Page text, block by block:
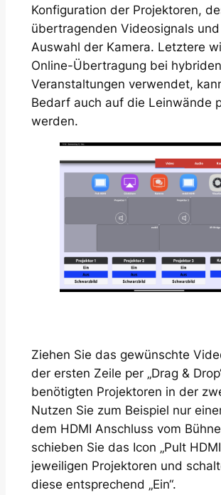
Konfiguration der Projektoren,
übertragenden Videosignals
Auswahl der Kamera. Letztere
Online-Übertragung bei hybriden
Veranstaltungen verwendet,
Bedarf auch auf die Leinwände
werden.
Ziehen Sie das gewünschte
der ersten Zeile per „Drag &
benötigten Projektoren in der
Nutzen Sie zum Beispiel nur
dem HDMI Anschluss vom
schieben Sie das Icon „Pult
jeweiligen Projektoren und
diese entsprechend „Ein“.